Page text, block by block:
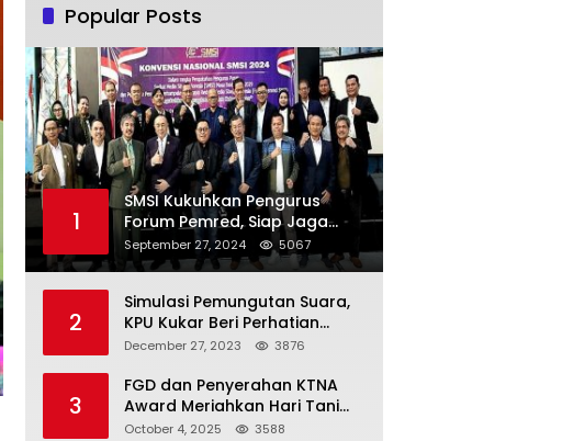
Popular Posts
1
SMSI Kukuhkan Pengurus
Forum Pemred, Siap Jaga
Kualitas Media Daring di
Indonesia
September 27, 2024 5067
2
Simulasi Pemungutan Suara,
KPU Kukar Beri Perhatian
Penyandang Disabilitas
December 27, 2023 3876
3
FGD dan Penyerahan KTNA
Award Meriahkan Hari Tani
Nasional di Kukar
October 4, 2025 3588